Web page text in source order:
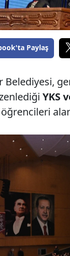
Paylaş
YKS
öğrencileri